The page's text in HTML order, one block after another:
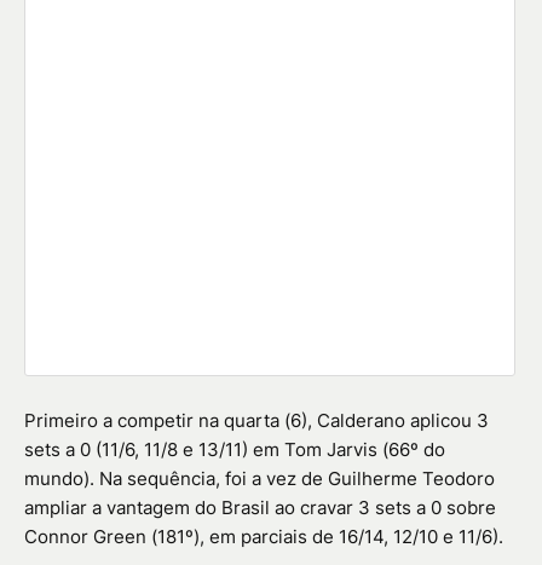
Primeiro a competir na quarta (6), Calderano aplicou 3
sets a 0 (11/6, 11/8 e 13/11) em Tom Jarvis (66º do
mundo). Na sequência, foi a vez de Guilherme Teodoro
ampliar a vantagem do Brasil ao cravar 3 sets a 0 sobre
Connor Green (181º), em parciais de 16/14, 12/10 e 11/6).